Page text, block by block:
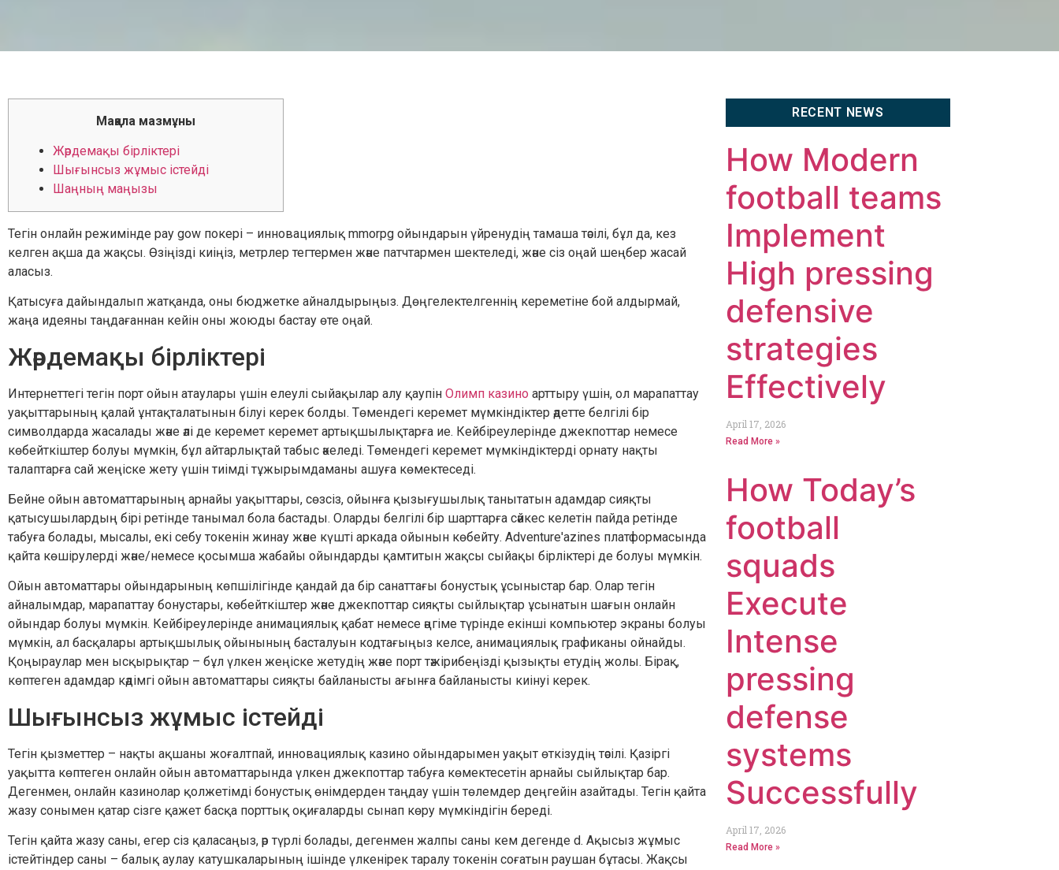
Мақала мазмұны
Жәрдемақы бірліктері
Шығынсыз жұмыс істейді
Шаңның маңызы
Тегін онлайн режимінде pay gow покері – инновациялық mmorpg ойындарын үйренудің тамаша тәсілі, бұл да, кез
келген ақша да жақсы. Өзіңізді киіңіз, метрлер тегтермен және патчтармен шектеледі, және сіз оңай шеңбер жасай
аласыз.
Қатысуға дайындалып жатқанда, оны бюджетке айналдырыңыз. Дөңгелектелгеннің кереметіне бой алдырмай,
жаңа идеяны таңдағаннан кейін оны жоюды бастау өте оңай.
Жәрдемақы бірліктері
Интернеттегі тегін порт ойын атаулары үшін елеулі сыйақылар алу қаупін Олимп казино арттыру үшін, ол марапаттау
уақыттарының қалай ұнтақталатынын білуі керек болды. Төмендегі керемет мүмкіндіктер әдетте белгілі бір
символдарда жасалады және әлі де керемет керемет артықшылықтарға ие. Кейбіреулерінде джекпоттар немесе
көбейткіштер болуы мүмкін, бұл айтарлықтай табыс әкеледі. Төмендегі керемет мүмкіндіктерді орнату нақты
талаптарға сай жеңіске жету үшін тиімді тұжырымдаманы ашуға көмектеседі.
Бейне ойын автоматтарының арнайы уақыттары, сөзсіз, ойынға қызығушылық танытатын адамдар сияқты
қатысушылардың бірі ретінде танымал бола бастады. Оларды белгілі бір шарттарға сәйкес келетін пайда ретінде
табуға болады, мысалы, екі себу токенін жинау және күшті аркада ойынын көбейту. Adventure'azines платформасында
қайта көшірулерді және/немесе қосымша жабайы ойындарды қамтитын жақсы сыйақы бірліктері де болуы мүмкін.
Ойын автоматтары ойындарының көпшілігінде қандай да бір санаттағы бонустық ұсыныстар бар. Олар тегін
айналымдар, марапаттау бонустары, көбейткіштер және джекпоттар сияқты сыйлықтар ұсынатын шағын онлайн
ойындар болуы мүмкін. Кейбіреулерінде анимациялық қабат немесе әңгіме түрінде екінші компьютер экраны болуы
мүмкін, ал басқалары артықшылық ойынының басталуын кодтағыңыз келсе, анимациялық графиканы ойнайды.
Қоңыраулар мен ысқырықтар – бұл үлкен жеңіске жетудің және порт тәжірибеңізді қызықты етудің жолы. Бірақ,
көптеген адамдар кәдімгі ойын автоматтары сияқты байланысты ағынға байланысты киінуі керек.
Шығынсыз жұмыс істейді
Тегін қызметтер – нақты ақшаны жоғалтпай, инновациялық казино ойындарымен уақыт өткізудің тәсілі. Қазіргі
уақытта көптеген онлайн ойын автоматтарында үлкен джекпоттар табуға көмектесетін арнайы сыйлықтар бар.
Дегенмен, онлайн казинолар қолжетімді бонустық өнімдерден таңдау үшін төлемдер деңгейін азайтады. Тегін қайта
жазу сонымен қатар сізге қажет басқа порттық оқиғаларды сынап көру мүмкіндігін береді.
Тегін қайта жазу саны, егер сіз қаласаңыз, әр түрлі болады, дегенмен жалпы саны кем дегенде d. Ақысыз жұмыс
істейтіндер саны – балық аулау катушкаларының ішінде үлкенірек таралу токенін соғатын раушан бұтасы. Жақсы
RECENT NEWS
How Modern
football teams
Implement
High pressing
defensive
strategies
Effectively
April 17, 2026
Read More »
How Today’s
football
squads
Execute
Intense
pressing
defense
systems
Successfully
April 17, 2026
Read More »